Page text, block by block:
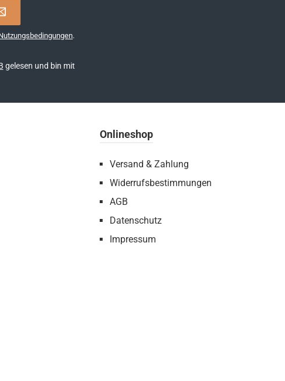
.
gelesen und bin mit
Onlineshop
Versand & Zahlung
Widerrufsbestimmungen
AGB
Datenschutz
Impressum